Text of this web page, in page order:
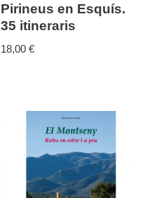
Pirineus en Esquís.
35 itineraris
18,00€